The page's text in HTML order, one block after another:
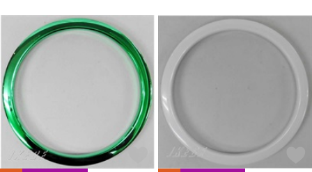
DTM オンライン納品 レコーディング機器
ヴィンテージ